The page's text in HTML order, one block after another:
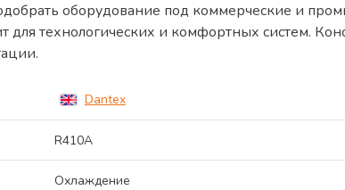
оборудование под коммерческие и
для технологических и комфортных систем.
Dantex
R410A
Охлаждение